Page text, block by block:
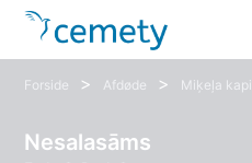
Forside > Afdøde > Miķeļa kapi
Nesalasāms